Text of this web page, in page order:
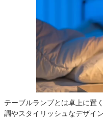
テーブルランプとは卓上に置
調やスタイリッシュなデザイ